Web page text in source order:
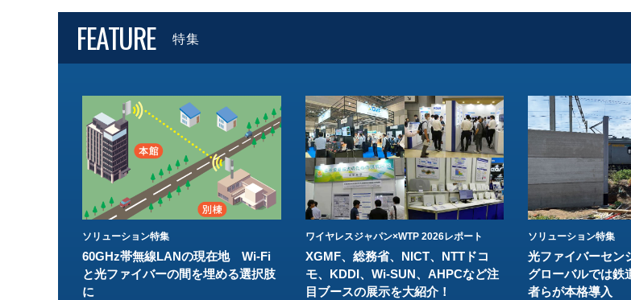
FEATURE 特集
ソリューション特集
60GHz帯無線LANの現在地 Wi-Fi
と光ファイバーの間を埋める選択肢
に
ワイヤレスジャパン×WTP 2026レポート
XGMF、総務省、NICT、NTTドコ
モ、KDDI、Wi-SUN、AHPCなど注
目ブースの展示を大紹介！
ソリューション特集
光ファイバーセ
グローバルでは鉄
者らが本格導入